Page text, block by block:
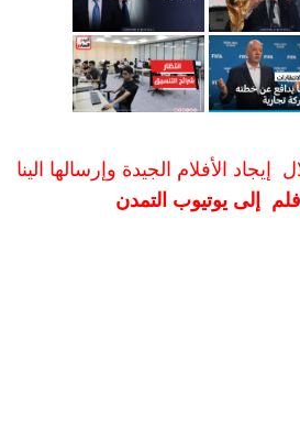
الأفلام الجيدة وإرسالها الينا
إلى يوتيوب التمدن